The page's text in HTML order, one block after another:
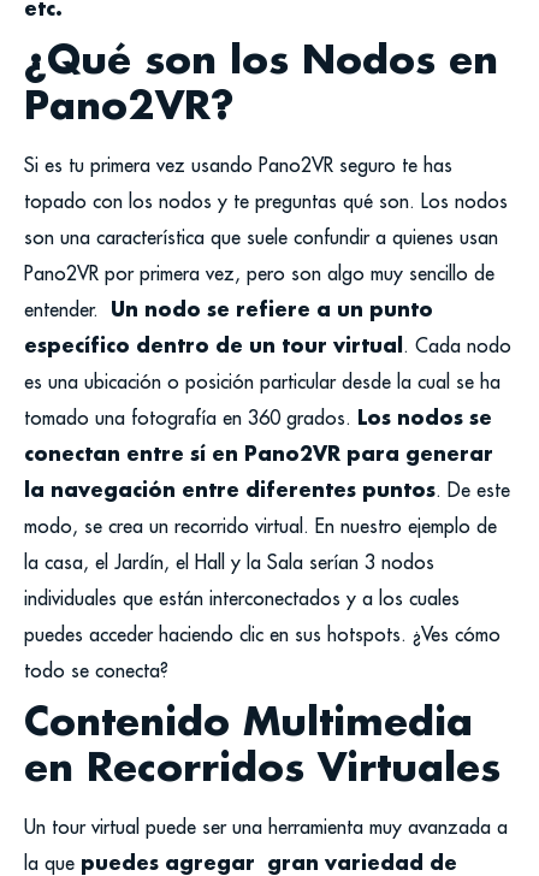
etc.
¿Qué son los Nodos en
Pano2VR?
Si es tu primera vez usando Pano2VR seguro te has
topado con los nodos y te preguntas qué son. Los nodos
son una característica que suele confundir a quienes usan
Pano2VR por primera vez, pero son algo muy sencillo de
entender.
Un nodo se refiere a un punto
específico dentro de un tour virtual . Cada nodo
es una ubicación o posición particular desde la cual se ha
tomado una fotografía en 360 grados. Los nodos se
conectan entre sí en Pano2VR para generar
la navegación entre diferentes puntos. De este
modo, se crea un recorrido virtual. En nuestro ejemplo de
la casa, el Jardín, el Hall y la Sala serían 3 nodos
individuales que están interconectados y a los cuales
puedes acceder haciendo clic en sus hotspots. ¿Ves cómo
todo se conecta?
Contenido Multimedia
en Recorridos Virtuales
Un tour virtual puede ser una herramienta muy avanzada a
la que puedes agregar gran variedad de